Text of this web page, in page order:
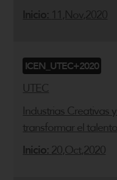
Inicio: 11,Nov,2020
ICEN_UTEC+2020
UTEC
Industrias Creativas
transformar el
Inicio: 20,Oct,2020